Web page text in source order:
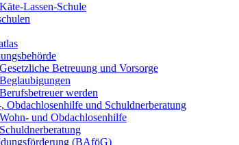
Käte-Lassen-Schule
Gesetzliche Betreuung und Vorsorge
Beglaubigungen
Berufsbetreuer werden
Obdachlosenhilfe und Schuldnerberatung
Wohn- und Obdachlosenhilfe
Schuldnerberatung
(BAföG)